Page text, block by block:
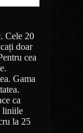
Cele 20
doar
cea
Gama
ca
liniile
la 25